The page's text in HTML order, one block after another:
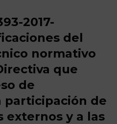
2017-
del
normativo
que
de
participación de
externos y a las